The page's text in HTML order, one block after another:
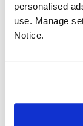
personalised
use. Manage
Notice.
Clicca per